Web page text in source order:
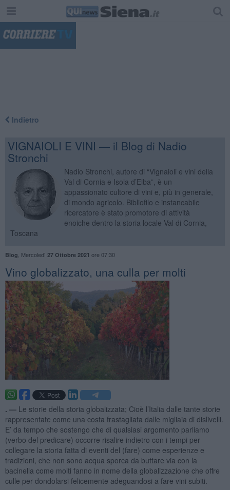
Indietro
VIGNAIOLI E VINI — il Blog di Nadio
Stronchi
Nadio Stronchi, autore di “Vignaioli e vini della
Val di Cornia e Isola d’Elba”, è un
appassionato cultore di vini e, più in generale,
di mondo agricolo. Bibliofilo e instancabile
ricercatore è stato promotore di attività
enoiche dentro la storia locale Val di Cornia,
Toscana
Blog Mercoledì 27 Ottobre 2021 ore 07:30
Vino globalizzato, una culla per molti
. — Le storie della storia globalizzata; Cioè l’Italia dalle tante storie
rappresentate come una costa frastagliata dalle migliaia di dislivelli.
E’ da tempo che sostengo che di qualsiasi argomento parliamo
(verbo del predicare) occorre risalire indietro con i tempi per
collegare la storia fatta di eventi del (fare) come esperienze e
tradizioni, che non sono acqua sporca da buttare via con la
bacinella come molti fanno in nome della globalizzazione che offre
culle per dondolarsi felicemente adeguandosi a fare vini subiti.